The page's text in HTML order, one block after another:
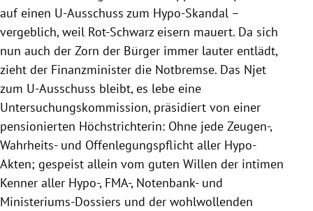
auf einen U-Ausschuss zum Hypo-Skandal –
vergeblich, weil Rot-Schwarz eisern mauert. Da sich
nun auch der Zorn der Bürger immer lauter entlädt,
zieht der Finanzminister die Notbremse. Das Njet
zum U-Ausschuss bleibt, es lebe eine
Untersuchungskommission, präsidiert von einer
pensionierten Höchstrichterin: Ohne jede Zeugen-,
Wahrheits- und Offenlegungspflicht aller Hypo-
Akten; gespeist allein vom guten Willen der intimen
Kenner aller Hypo-, FMA-, Notenbank- und
Ministeriums-Dossiers und der wohlwollenden